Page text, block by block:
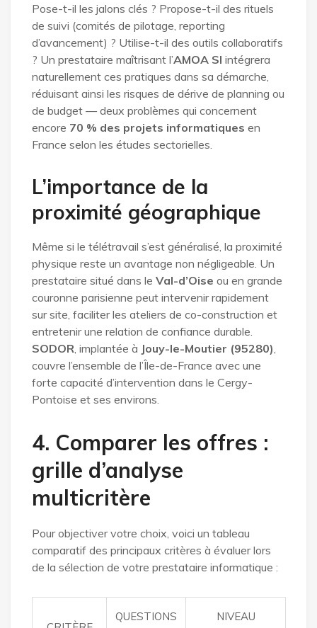
Pose-t-il les jalons clés ? Propose-t-il des rituels
de suivi (comités de pilotage, reporting
d’avancement) ? Utilise-t-il des outils collaboratifs
? Un prestataire maîtrisant l’AMOA SI intégrera
naturellement ces pratiques dans sa démarche,
réduisant ainsi les risques de dérive de planning ou
de budget — deux problèmes qui concernent
encore 70 % des projets informatiques en
France selon les études sectorielles.
L’importance de la
proximité géographique
Même si le télétravail s’est généralisé, la proximité
physique reste un avantage non négligeable. Un
prestataire situé dans le Val-d’Oise ou en grande
couronne parisienne peut intervenir rapidement
sur site, faciliter les ateliers de co-construction et
entretenir une relation de confiance durable.
SODOR , implantée à Jouy-le-Moutier (95280)
couvre l’ensemble de l’Île-de-France avec une
forte capacité d’intervention dans le Cergy-
Pontoise et ses environs.
4. Comparer les offres :
grille d’analyse
multicritère
Pour objectiver votre choix, voici un tableau
comparatif des principaux critères à évaluer lors
de la sélection de votre prestataire informatique :
QUESTIONS
NIVEAU